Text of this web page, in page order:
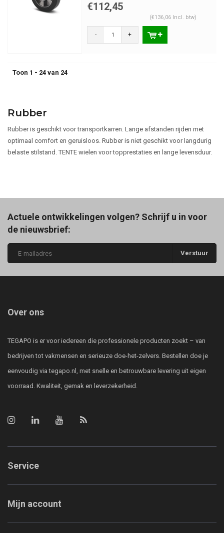
€112,45
(€136,06 Incl. btw)
- +
Toon 1 - 24 van 24
Rubber
Rubber is geschikt voor transportkarren. Lange afstanden rijden met
optimaal comfort en geruisloos. Rubber is niet geschikt voor langdurig
belaste stilstand. TENTE wielen voor topprestaties en lange levensduur.
Actuele ontwikkelingen volgen? Schrijf u in voor
de nieuwsbrief:
Verstuur
Over ons
TEGAPO is er voor iedereen die professionele producten zoekt – van
bedrijven tot vakmensen en serieuze doe-het-zelvers. Bestellen doe je
eenvoudig via tegapo.nl, met snelle en betrouwbare levering uit eigen
voorraad. Kwaliteit, gemak en leverzekerheid.
Service
Mijn account